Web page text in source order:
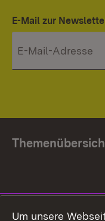
E-Mail zur
Um unsere